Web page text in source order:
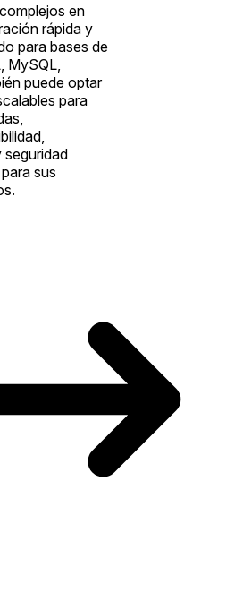
en
rápida y
para bases de
MySQL,
puede optar
para
seguridad
sus